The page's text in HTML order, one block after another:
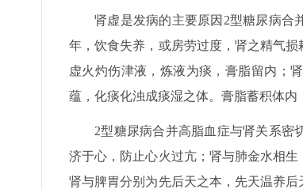
肾虚是发病的主要原因2型糖尿病合
年，饮食失养，或房劳过度，肾之精气
虚火灼伤津液，炼液为痰，膏脂留内；
蕴，化痰化浊成痰湿之体。膏脂蓄积体内
2型糖尿病合并高脂血症与肾关系密
济于心，防止心火过亢；肾与肺金水相
肾与脾胃分别为先后天之本，先天温养